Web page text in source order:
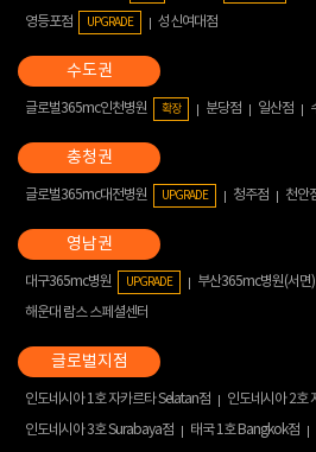
영등포점
UPGRADE 성신여대점
글로벌365mc인천병원 확장 분당점 일산점
글로벌365mc대전병원 UPGRADE 청주점 천안
대구365mc병원 UPGRADE 부산365mc병원(서면)
해운대 람스 스페셜센터
인도네시아 1호 자카르타 Selatan점
인도네시아 2호
인도네시아 3호 Surabaya점
태국 1호 Bangkok점